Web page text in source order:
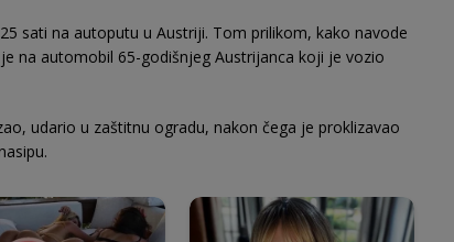
sati na autoputu u Austriji. Tom prilikom, kako navode
na automobil 65-godišnjeg Austrijanca koji je vozio
udario u zaštitnu ogradu, nakon čega je proklizavao